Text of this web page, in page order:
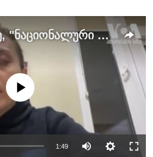
ხატია დეკანოიძე, "ნაციონალური მოძრაობის" ერთ-ერთი ლიდერი
currently available
1:49